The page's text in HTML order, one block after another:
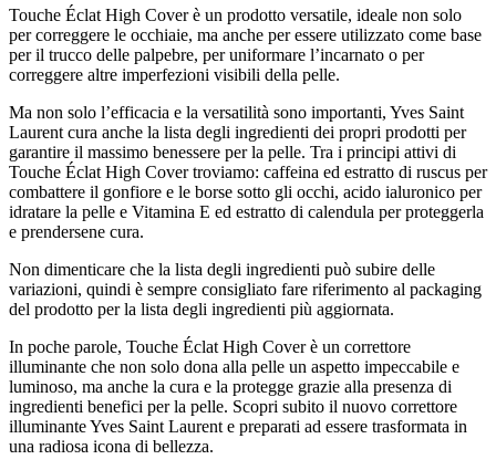
Touche Éclat High Cover è un prodotto versatile, ideale non solo
per correggere le occhiaie, ma anche per essere utilizzato come base
per il trucco delle palpebre, per uniformare l’incarnato o per
correggere altre imperfezioni visibili della pelle.
Ma non solo l’efficacia e la versatilità sono importanti, Yves Saint
Laurent cura anche la lista degli ingredienti dei propri prodotti per
garantire il massimo benessere per la pelle. Tra i principi attivi di
Touche Éclat High Cover troviamo: caffeina ed estratto di ruscus per
combattere il gonfiore e le borse sotto gli occhi, acido ialuronico per
idratare la pelle e Vitamina E ed estratto di calendula per proteggerla
e prendersene cura.
Non dimenticare che la lista degli ingredienti può subire delle
variazioni, quindi è sempre consigliato fare riferimento al packaging
del prodotto per la lista degli ingredienti più aggiornata.
In poche parole, Touche Éclat High Cover è un correttore
illuminante che non solo dona alla pelle un aspetto impeccabile e
luminoso, ma anche la cura e la protegge grazie alla presenza di
ingredienti benefici per la pelle. Scopri subito il nuovo correttore
illuminante Yves Saint Laurent e preparati ad essere trasformata in
una radiosa icona di bellezza.